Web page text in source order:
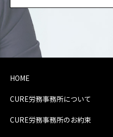
HOME
CURE労務事務所について
CURE労務事務所のお約束